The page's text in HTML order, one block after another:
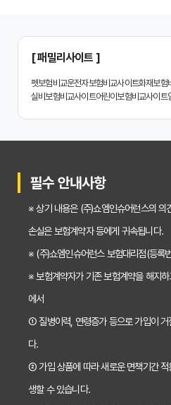
치아보험 비교사이트 똑똑하게
[ 패밀리사이트 ]
펫보험비교운전자보험비교사이트화재보험
실비보험비교사이트어린이보험비교사이트
필수 안내사항
※ 상기 내용은 (주)쇼엠인슈어런스의 의
손실은 보험계약자 등에게 귀속됩니다.
※ (주)쇼엠인슈어런스 보험대리점(등
※ 보험계약자가 기존 보험계약을 해지
에서
① 질병이력, 연령증가 등으로 가입이 거
다.
② 가입 상품에 따라 새로운 면책기간
생할 수 있습니다.